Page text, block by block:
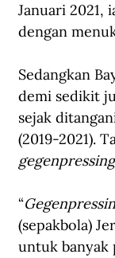
Januari 2021,
dengan
Sedangkan
demi sedikit
sejak
(2019-2021).
gegenpressing
“
(sepakbola)
untuk banyak